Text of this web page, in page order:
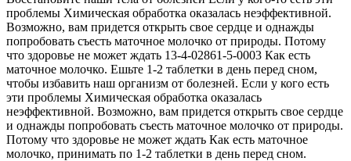
проблемы Химическая обработка оказалась неэффективной.
Возможно, вам придется открыть свое сердце и однажды
попробовать съесть маточное молочко от природы. Потому
что здоровье не может ждать 13-4-02861-5-0003 Как есть
маточное молочко. Ешьте 1-2 таблетки в день перед сном,
чтобы избавить наш организм от болезней. Если у кого есть
эти проблемы Химическая обработка оказалась
неэффективной. Возможно, вам придется открыть свое сердце
и однажды попробовать съесть маточное молочко от природы.
Потому что здоровье не может ждать Как есть маточное
молочко, принимать по 1-2 таблетки в день перед сном.